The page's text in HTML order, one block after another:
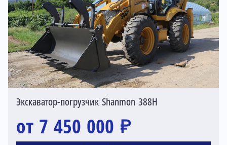
Экскаватор-погрузчик Shanmon 388H
от 7 450 000 ₽